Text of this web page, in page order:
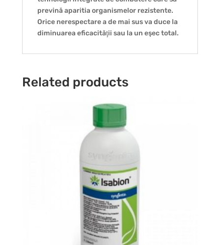
prevină aparitia organismelor rezistente.
Orice nerespectare a de mai sus va duce la
diminuarea eficacităţii sau la un eşec total.
Related products